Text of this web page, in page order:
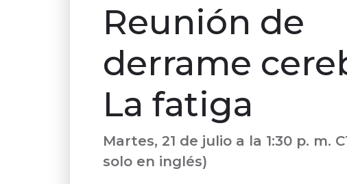
Reunión de
derrame
La fatiga
Martes, 21 de julio a la 1:30 p. m.
solo en inglés)